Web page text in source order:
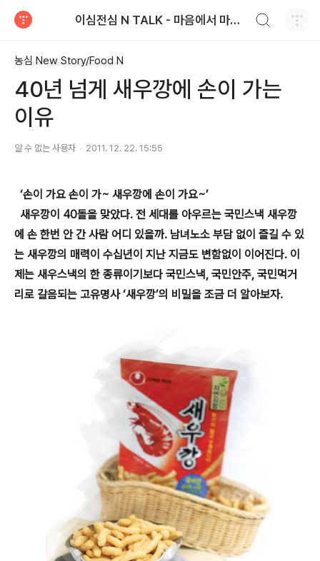
이심전심 N TALK - 마음에서 마음으로 전하는 농심 블로그
농심 New Story/Food N
40년 넘게 새우깡에 손이 가는
이유
알 수 없는 사용자 2011. 12. 22. 15:55
‘손이 가요 손이 가~ 새우깡에 손이 가요~’
새우깡이 40돌을 맞았다. 전 세대를 아우르는 국민스낵 새우깡
에 손 한번 안 간 사람 어디 있을까. 남녀노소 부담 없이 즐길 수 있
는 새우깡의 매력이 수십년이 지난 지금도 변함없이 이어진다. 이
제는 새우스낵의 한 종류이기보다 국민스낵, 국민안주, 국민먹거
리로 갈음되는 고유명사 ‘새우깡’의 비밀을 조금 더 알아보자.